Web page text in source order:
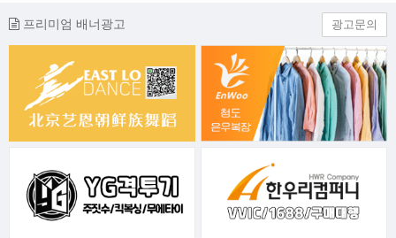
프리미엄 배너광고 광고문의